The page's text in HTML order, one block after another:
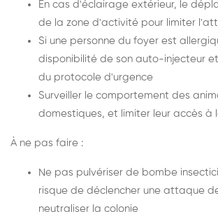
En cas d'éclairage extérieur, le
de la zone d'activité pour limiter
Si une personne du foyer est
disponibilité de son auto-injecteur
du protocole d'urgence
Surveiller le comportement des
domestiques, et limiter leur accès à
À ne pas faire :
Ne pas pulvériser de bombe
risque de déclencher une attaque
neutraliser la colonie